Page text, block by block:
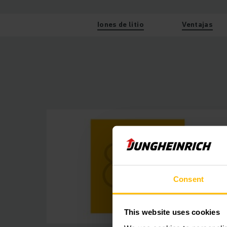
Consent
This website uses cookies
Iones de litio Ventajas